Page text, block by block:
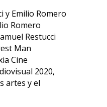
y Emilio Romero
Romero
Restucci
Man
Cine
2020,
artes y el